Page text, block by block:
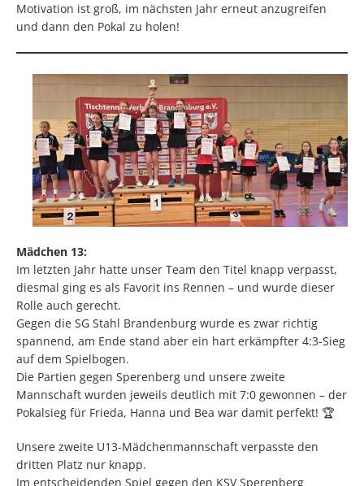
Motivation ist groß, im nächsten Jahr erneut anzugreifen
und dann den Pokal zu holen!
Mädchen 13:
Im letzten Jahr hatte unser Team den Titel knapp verpasst,
diesmal ging es als Favorit ins Rennen – und wurde dieser
Rolle auch gerecht.
Gegen die SG Stahl Brandenburg wurde es zwar richtig
spannend, am Ende stand aber ein hart erkämpfter 4:3-Sieg
auf dem Spielbogen.
Die Partien gegen Sperenberg und unsere zweite
Mannschaft wurden jeweils deutlich mit 7:0 gewonnen – der
Pokalsieg für Frieda, Hanna und Bea war damit perfekt! 🏆
Unsere zweite U13-Mädchenmannschaft verpasste den
dritten Platz nur knapp.
Im entscheidenden Spiel gegen den KSV Sperenberg